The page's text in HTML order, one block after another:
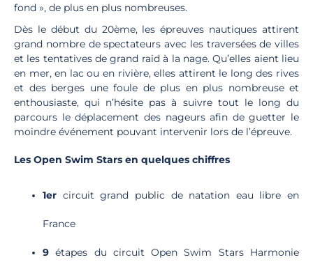
fond », de plus en plus nombreuses.
Dès le début du 20ème, les épreuves nautiques attirent
grand nombre de spectateurs avec les traversées de villes
et les tentatives de grand raid à la nage. Qu’elles aient lieu
en mer, en lac ou en rivière, elles attirent le long des rives
et des berges une foule de plus en plus nombreuse et
enthousiaste, qui n’hésite pas à suivre tout le long du
parcours le déplacement des nageurs afin de guetter le
moindre événement pouvant intervenir lors de l’épreuve.
Les Open Swim Stars en quelques chiffres
1er circuit grand public de natation eau libre en
France
9 étapes du circuit Open Swim Stars Harmonie